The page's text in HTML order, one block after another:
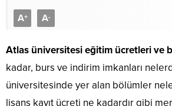
A+ A-
Atlas üniversitesi eğitim ücretleri ve
kadar, burs ve indirim imkanları
üniversitesinde yer alan bölümler
lisans kayıt ücreti ne kadardır gibi